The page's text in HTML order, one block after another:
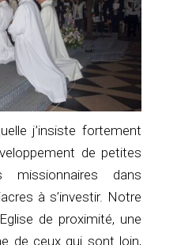
j’insiste fortement
de petites
missionnaires dans
à s’investir. Notre
de proximité, une
de ceux qui sont loin,